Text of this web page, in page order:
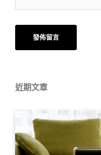
近期文章